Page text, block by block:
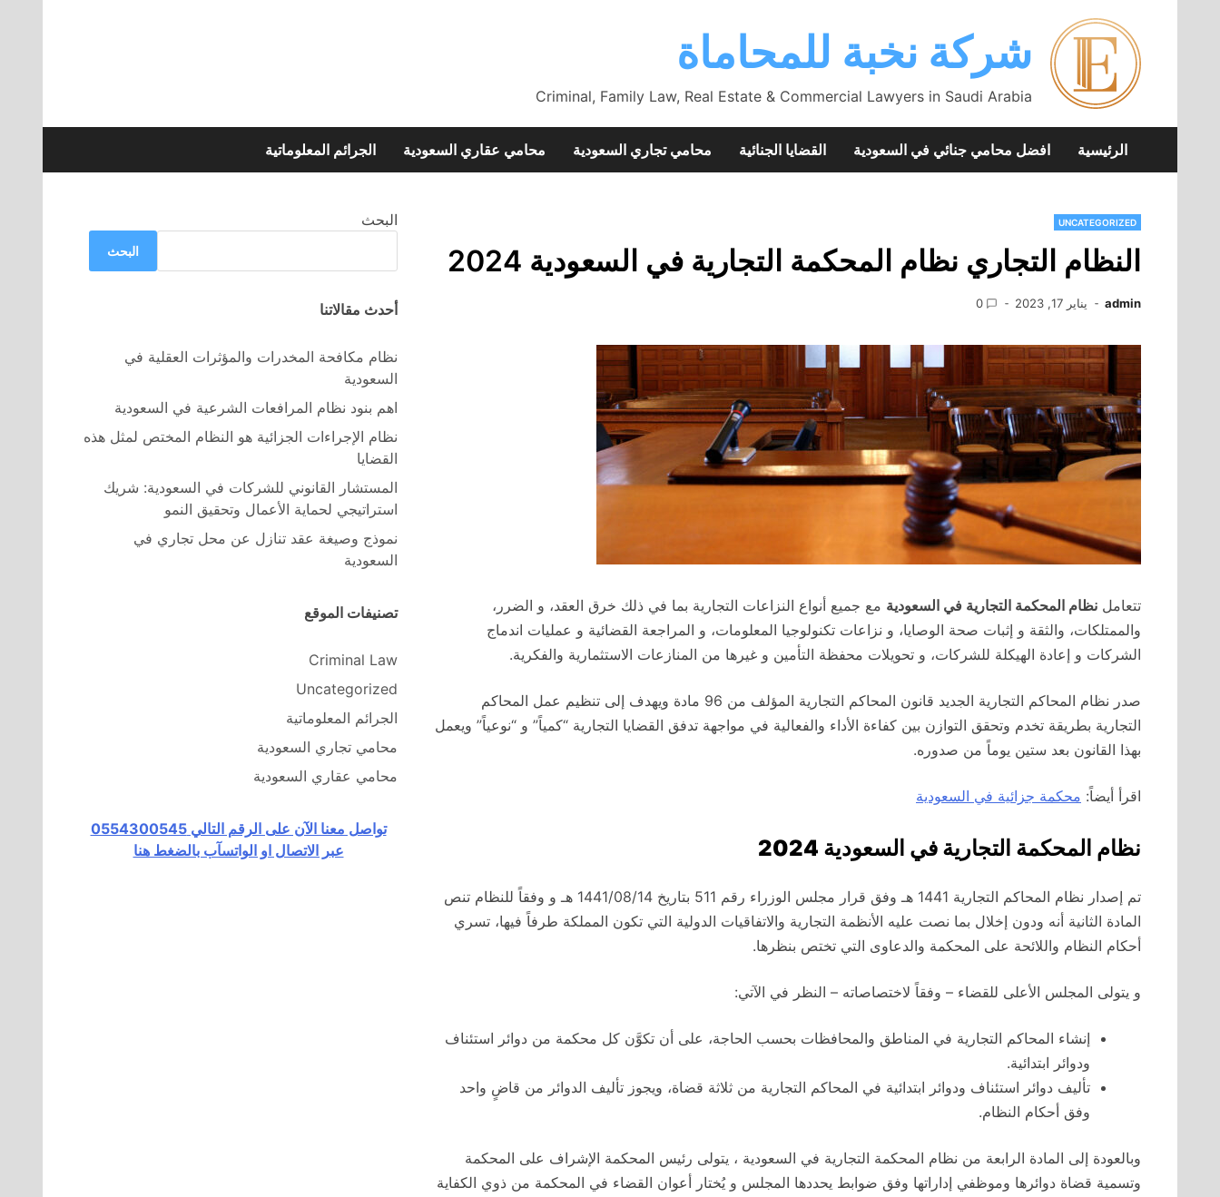
content
شركة نخبة للمحاماة
Criminal, Family Law, Real Estate & Commercial Lawyers in Saudi Arabia
الرئيسية افضل محامي جنائي في السعودية القضايا الجنائية محامي تجاري السعودية محامي عقاري السعودية الجرائم المعلوماتية
UNCATEGORIZED
النظام التجاري نظام المحكمة التجارية في السعودية 2024
admin يناير 17, 2023 0
تتعامل نظام المحكمة التجارية في السعودية مع جميع أنواع النزاعات التجارية بما في ذلك خرق العقد، و الضرر،
والممتلكات، والثقة و إثبات صحة الوصايا، و نزاعات تكنولوجيا المعلومات، و المراجعة القضائية و عمليات اندماج
الشركات و إعادة الهيكلة للشركات، و تحويلات محفظة التأمين و غيرها من المنازعات الاستثمارية والفكرية.
صدر نظام المحاكم التجارية الجديد قانون المحاكم التجارية المؤلف من 96 مادة ويهدف إلى تنظيم عمل المحاكم
التجارية بطريقة تخدم وتحقق التوازن بين كفاءة الأداء والفعالية في مواجهة تدفق القضايا التجارية “كمياً” و “نوعياً” ويعمل
بهذا القانون بعد ستين يوماً من صدوره.
اقرأ أيضاً: محكمة جزائية في السعودية
نظام المحكمة التجارية في السعودية 2024
تم إصدار نظام المحاكم التجارية 1441 هـ وفق قرار مجلس الوزراء رقم 511 بتاريخ 1441/08/14 هـ و وفقاً للنظام تنص
المادة الثانية أنه ودون إخلال بما نصت عليه الأنظمة التجارية والاتفاقيات الدولية التي تكون المملكة طرفاً فيها، تسري
أحكام النظام واللائحة على المحكمة والدعاوى التي تختص بنظرها.
و يتولى المجلس الأعلى للقضاء – وفقاً لاختصاصاته – النظر في الآتي:
إنشاء المحاكم التجارية في المناطق والمحافظات بحسب الحاجة، على أن تكوَّن كل محكمة من دوائر استئناف
ودوائر ابتدائية.
تأليف دوائر استئناف ودوائر ابتدائية في المحاكم التجارية من ثلاثة قضاة، ويجوز تأليف الدوائر من قاضٍ واحد
وفق أحكام النظام.
وبالعودة إلى المادة الرابعة من نظام المحكمة التجارية في السعودية ، يتولى رئيس المحكمة الإشراف على المحكمة
وتسمية قضاة دوائرها وموظفي إداراتها وفق ضوابط يحددها المجلس و يُختار أعوان القضاء في المحكمة من ذوي الكفاية
البحث
البحث
أحدث مقالاتنا
نظام مكافحة المخدرات والمؤثرات العقلية في
السعودية
اهم بنود نظام المرافعات الشرعية في السعودية
نظام الإجراءات الجزائية هو النظام المختص لمثل هذه
القضايا
المستشار القانوني للشركات في السعودية: شريك
استراتيجي لحماية الأعمال وتحقيق النمو
نموذج وصيغة عقد تنازل عن محل تجاري في
السعودية
تصنيفات الموقع
Criminal Law
Uncategorized
الجرائم المعلوماتية
محامي تجاري السعودية
محامي عقاري السعودية
تواصل معنا الآن على الرقم التالي 0554300545
عبر الاتصال او الواتسآب بالضغط هنا